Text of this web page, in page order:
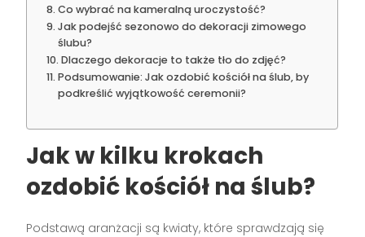
Co wybrać na kameralną uroczystość?
Jak podejść sezonowo do dekoracji zimowego
ślubu?
Dlaczego dekoracje to także tło do zdjęć?
Podsumowanie: Jak ozdobić kościół na ślub, by
podkreślić wyjątkowość ceremonii?
Jak w kilku krokach
ozdobić kościół na ślub?
Podstawą aranżacji są kwiaty, które sprawdzają się